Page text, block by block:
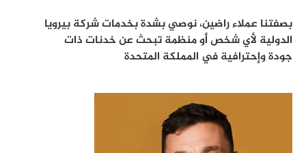
بصفتنا عملاء راضين، نوصي بشدة بخدمات شركة بيرويا
الدولية لأي شخص أو منظمة تبحث عن خدنات ذات
جودة وإحترافية في المملكة المتحدة